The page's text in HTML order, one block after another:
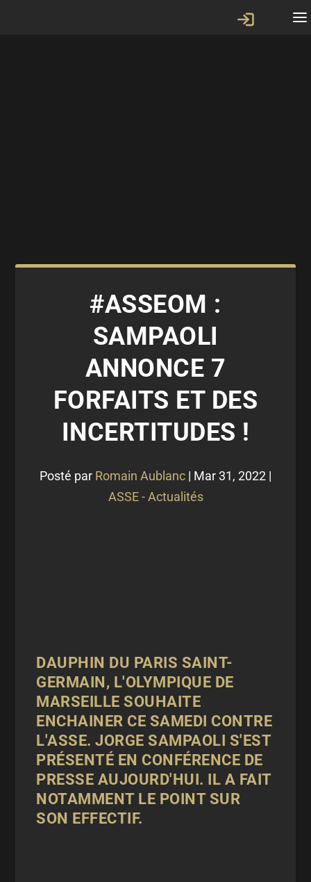
#ASSEOM :
SAMPAOLI
ANNONCE 7
FORFAITS ET DES
INCERTITUDES !
Posté par Romain Aublanc | Mar 31, 2022 |
ASSE - Actualités
DAUPHIN DU PARIS SAINT-
GERMAIN, L'OLYMPIQUE DE
MARSEILLE SOUHAITE
ENCHAINER CE SAMEDI CONTRE
L'ASSE. JORGE SAMPAOLI S'EST
PRÉSENTÉ EN CONFÉRENCE DE
PRESSE AUJOURD'HUI. IL A FAIT
NOTAMMENT LE POINT SUR
SON EFFECTIF.